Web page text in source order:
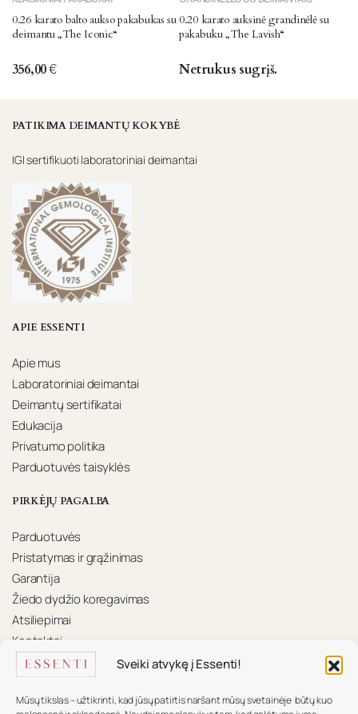
Sveiki atvykę į Essenti!
Mūsų tikslas – užtikrinti, kad jūsų patirtis naršant mūsų svetainėje būtų kuo
0.26 karato balto aukso pakabukas su
deimantu „The Iconic“
356,00€
0.20 karato auksinė grandinėlė su
pakabuku „The Lavish“
Netrukus sugrįš.
PATIKIMA DEIMANTŲ KOKYBĖ
IGI sertifikuoti laboratoriniai deimantai
APIE ESSENTI
Apie mus
Laboratoriniai deimantai
Deimantų sertifikatai
Edukacija
Privatumo politika
Parduotuvės taisyklės
PIRKĖJŲ PAGALBA
Parduotuvės
Pristatymas ir grąžinimas
Garantija
Žiedo dydžio koregavimas
Atsiliepimai
Kontaktai
KONTAKTAI
Mūsų komanda pasiruošusi padėti.